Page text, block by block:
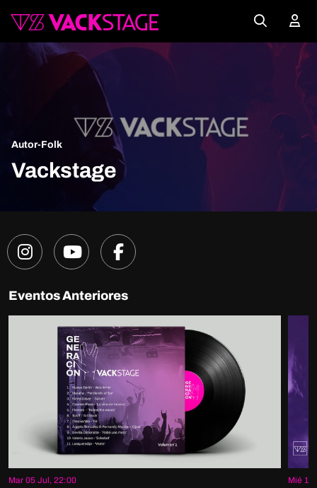
Autor-Folk
Vackstage
Eventos Anteriores
Mar 05 Jul, 22:00 Mié 16